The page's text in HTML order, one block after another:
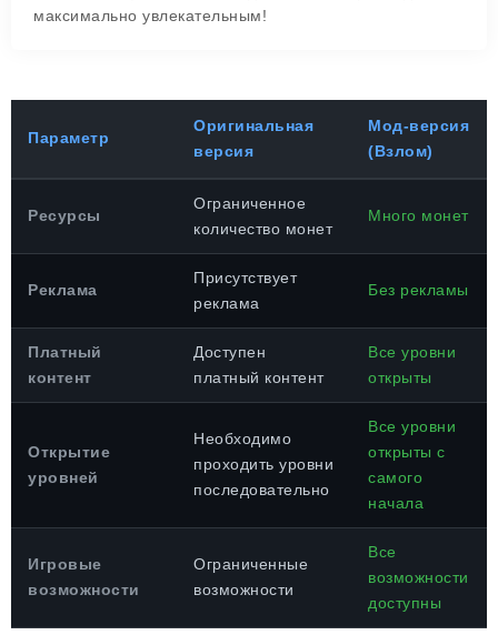
максимально увлекательным!
Параметр
Оригинальная
версия
Мод-версия
(Взлом)
Ресурсы
Ограниченное
количество монет
Много монет
Реклама
Присутствует
реклама
Без рекламы
Платный
контент
Доступен
платный контент
Все уровни
открыты
Открытие
уровней
Необходимо
проходить уровни
последовательно
Все уровни
открыты с
самого
начала
Игровые
возможности
Ограниченные
возможности
Все
возможности
доступны